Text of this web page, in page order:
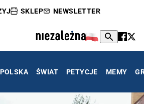
SKLEP NEWSLETTER
POLSKA ŚWIAT PETYCJE MEMY